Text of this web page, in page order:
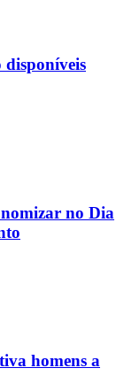
disponíveis
no Dia
homens a